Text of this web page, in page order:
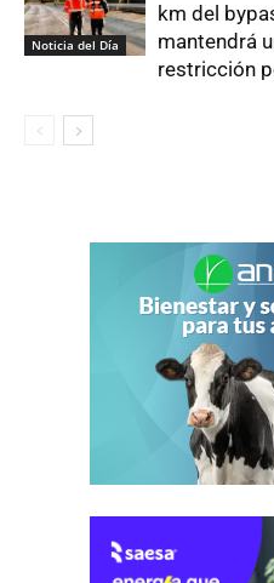
Noticia del Día
km del
mantendrá
restricción